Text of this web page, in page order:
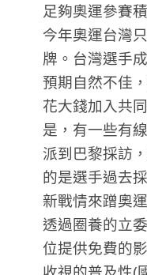
足夠奧運參賽
今年奧運台灣
牌。台灣選手
預期自然不佳
花大錢加入共
是，有一些有
派到巴黎採訪
的是選手過去
新戰情來蹭奧
透過圈養的立
位提供免費的